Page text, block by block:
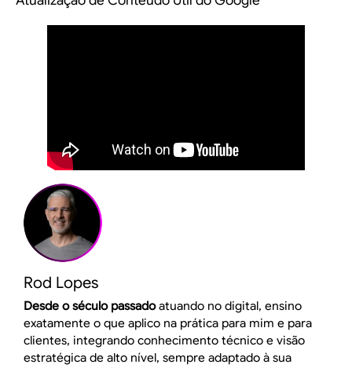
Rod Lopes
Desde o século passadoatuando no digital, ensino
exatamente o que aplico na prática para mim e para
clientes, integrando conhecimento técnico e visão
estratégica de alto nível, sempre adaptado à sua